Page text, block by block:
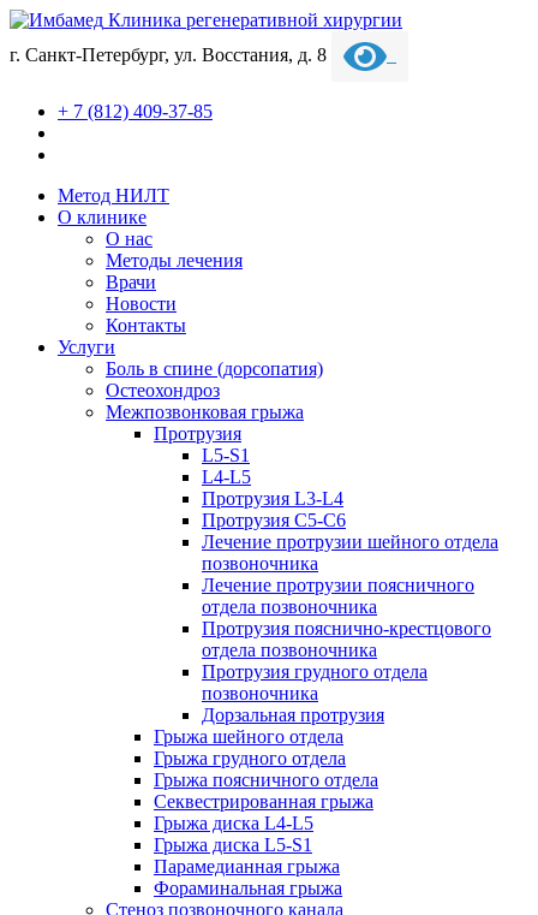
Клиника регенеративной хирургии
г. Санкт-Петербург, ул. Восстания, д. 8
+ 7 (812) 409-37-85
Метод НИЛТ
О клинике
О нас
Методы лечения
Врачи
Новости
Контакты
Услуги
Боль в спине (дорсопатия)
Остеохондроз
Межпозвонковая грыжа
Протрузия
L5-S1
L4-L5
Протрузия L3-L4
Протрузия С5-С6
Лечение протрузии шейного отдела
позвоночника
Лечение протрузии поясничного
отдела позвоночника
Протрузия пояснично-крестцового
отдела позвоночника
Протрузия грудного отдела
позвоночника
Дорзальная протрузия
Грыжа шейного отдела
Грыжа грудного отдела
Грыжа поясничного отдела
Секвестрированная грыжа
Грыжа диска L4-L5
Грыжа диска L5-S1
Парамедианная грыжа
Фораминальная грыжа
Стеноз позвоночного канала